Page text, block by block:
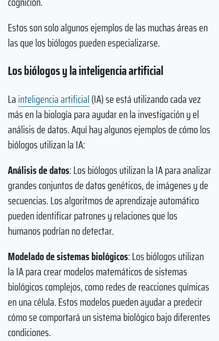
Estos son solo algunos ejemplos de las muchas áreas en
las que los biólogos pueden especializarse.
Los biólogos y la inteligencia artificial
Lainteligencia artificial(IA) se está utilizando cada vez
más en la biología para ayudar en la investigación y el
análisis de datos. Aquí hay algunos ejemplos de cómo los
biólogos utilizan la IA:
Análisis de datos: Los biólogos utilizan la IA para analizar
grandes conjuntos de datos genéticos, de imágenes y de
secuencias. Los algoritmos de aprendizaje automático
pueden identificar patrones y relaciones que los
humanos podrían no detectar.
Modelado de sistemas biológicos: Los biólogos utilizan
la IA para crear modelos matemáticos de sistemas
biológicos complejos, como redes de reacciones químicas
en una célula. Estos modelos pueden ayudar a predecir
cómo se comportará un sistema biológico bajo diferentes
condiciones.